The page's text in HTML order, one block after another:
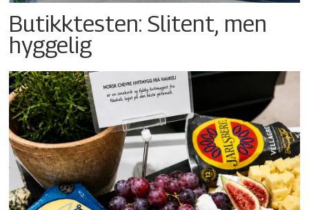
Butikktesten: Slitent, men
hyggelig